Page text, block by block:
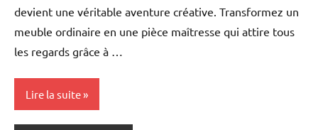
devient une véritable aventure créative. Transformez un
meuble ordinaire en une pièce maîtresse qui attire tous
les regards grâce à …
Lire la suite